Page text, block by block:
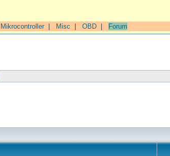
Mikrocontroller| Misc OBD Forum